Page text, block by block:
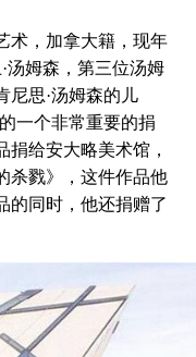
，加拿大籍，现年
汤姆森，第三位汤姆
尼思·汤姆森的儿
一个非常重要的捐
捐给安大略美术馆，
杀戮》，这件作品他
的同时，他还捐赠了